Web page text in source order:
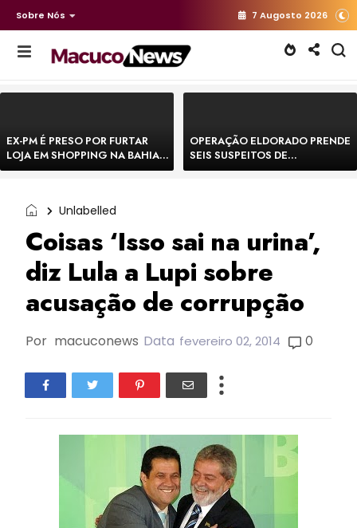
Sobre Nós 7 Augosto 2026
EX-PM É PRESO POR FURTAR
LOJA EM SHOPPING NA BAHIA E
ESCAPA CORRENDO DE
OPERAÇÃO ELDORADO PRENDE
SEIS SUSPEITOS DE
MOVIMENTAR R$ 25 MILHÕES
Unlabelled
Coisas ‘Isso sai na urina’,
diz Lula a Lupi sobre
acusação de corrupção
Por macuconews Data fevereiro 02, 2014 0